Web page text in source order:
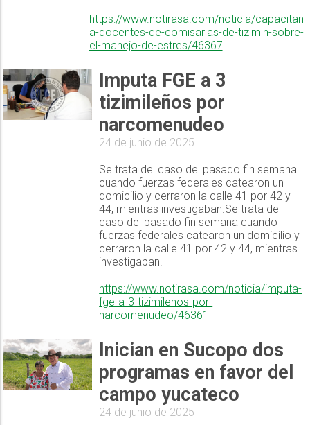
https://www.notirasa.com/noticia/capacitan-
a-docentes-de-comisarias-de-tizimin-sobre-
el-manejo-de-estres/46367
Imputa FGE a 3
tizimileños por
narcomenudeo
24 de junio de 2025
Se trata del caso del pasado fin semana
cuando fuerzas federales catearon un
domicilio y cerraron la calle 41 por 42 y
44, mientras investigaban.Se trata del
caso del pasado fin semana cuando
fuerzas federales catearon un domicilio y
cerraron la calle 41 por 42 y 44, mientras
investigaban.
https://www.notirasa.com/noticia/imputa-
fge-a-3-tizimilenos-por-
narcomenudeo/46361
Inician en Sucopo dos
programas en favor del
campo yucateco
24 de junio de 2025